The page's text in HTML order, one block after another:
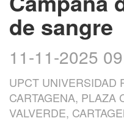
de sangre
11-11-2025
UPCT UNIVERSIDAD
CARTAGENA, PLAZA
VALVERDE,